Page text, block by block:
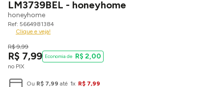
LM3739BEL - honeyhome
honeyhome
5664981384
Clique e veja!
R$ 9,99
R$ 7,99
no PIX
R$ 2,00
Ou R$ 7,99 até 1x R$ 7,99